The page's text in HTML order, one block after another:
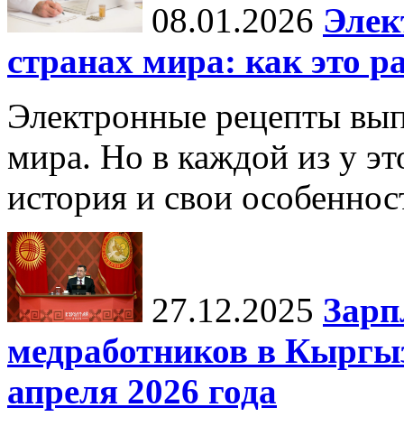
08.01.2026
странах мира: как это
Электронные рецепты
мира. Но в каждой из у
история и свои
27.12.2025
медработников в
апреля 2026 года